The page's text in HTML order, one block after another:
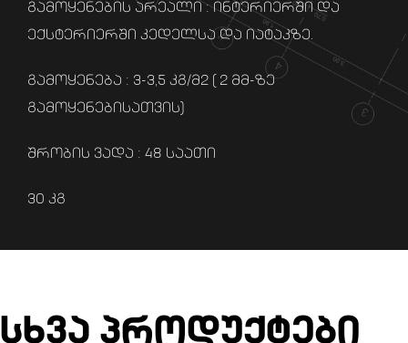
გამოყენების არეალი : ინტერიერში და
ექსტერიერში კედელსა და იატაკზე.
გამოყენება : 3-3,5 კგ/მ2 ( 2 მმ-ზე
გამოყენებისათვის)
შრობის ვადა : 48 საათი
30 კგ
სხვა პროდუქტები